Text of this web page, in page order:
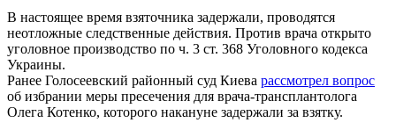
В настоящее время взяточника задержали, проводятся
неотложные следственные действия. Против врача открыто
уголовное производство по ч. 3 ст. 368 Уголовного кодекса
Украины.
Ранее Голосеевский районный суд Киева рассмотрел вопрос
об избрании меры пресечения для врача-трансплантолога
Олега Котенко, которого накануне задержали за взятку.